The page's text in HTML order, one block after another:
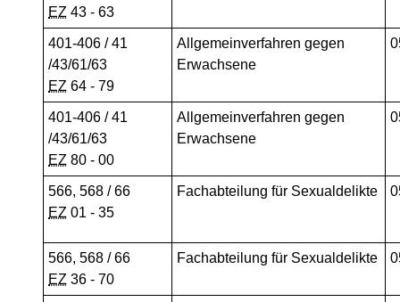
EZ 43 - 63
401-406 / 41
/43/61/63
EZ 64 - 79
Allgemeinverfahren gegen
Erwachsene
401-406 / 41
/43/61/63
EZ 80 - 00
Allgemeinverfahren gegen
Erwachsene
566, 568 / 66
EZ 01 - 35
Fachabteilung für Sexualdelikte
566, 568 / 66
EZ 36 - 70
Fachabteilung für Sexualdelikte